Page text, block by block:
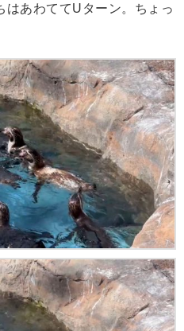
はあわててUターン。ちょっ